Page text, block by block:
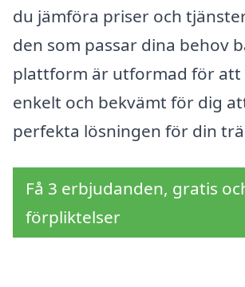
du jämföra priser och
den som passar dina behov
plattform är utformad för att
enkelt och bekvämt för dig
perfekta lösningen för din
Få 3 erbjudanden, gratis
förpliktelser